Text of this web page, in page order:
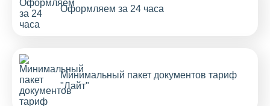
Оформляем за 24 часа
Минимальный пакет документов тариф
"Лайт"